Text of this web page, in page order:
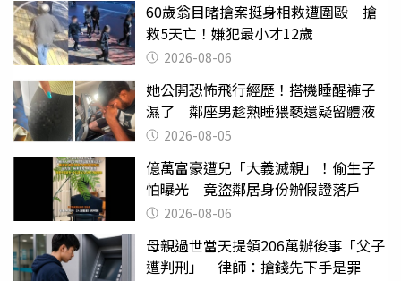
60歲翁目睹搶案挺身相救遭圍毆 搶
救5天亡！嫌犯最小才12歲
2026-08-06
她公開恐怖飛行經歷！搭機睡醒褲子
濕了 鄰座男趁熟睡猥褻還疑留體液
2026-08-05
億萬富豪遭兒「大義滅親」！偷生子
怕曝光 竟盜鄰居身份辦假證落戶
2026-08-06
母親過世當天提領206萬辦後事「父子
遭判刑」 律師：搶錢先下手是罪